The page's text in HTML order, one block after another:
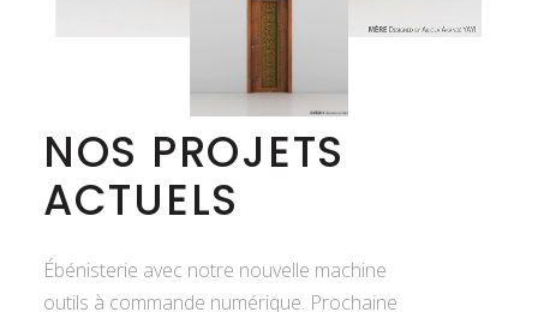
NOS PROJETS
ACTUELS
Ébénisterie avec notre nouvelle machine
outils à commande numérique. Prochaine